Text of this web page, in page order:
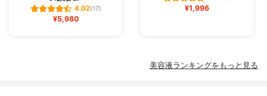
4.02(17)
¥5,980
¥1,996
美容液ランキングをもっと見る